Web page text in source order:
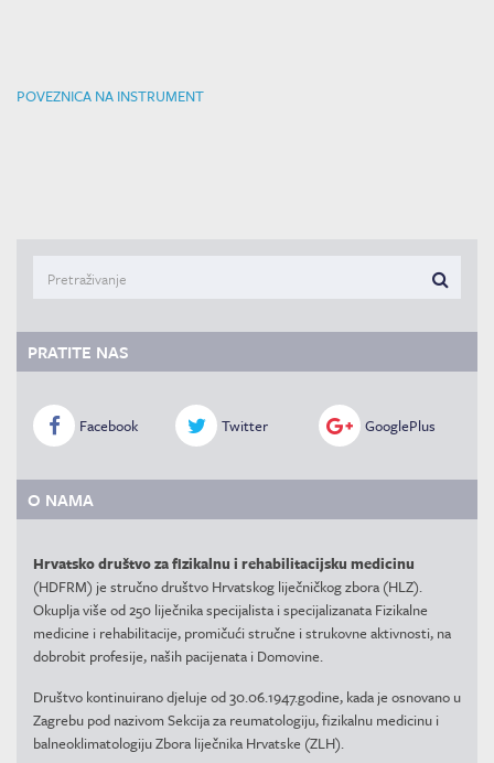
POVEZNICA NA INSTRUMENT
PRATITE NAS
Facebook Twitter GooglePlus
O NAMA
Hrvatsko društvo za fizikalnu i rehabilitacijsku medicinu
(HDFRM) je stručno društvo Hrvatskog liječničkog zbora (HLZ).
Okuplja više od 250 liječnika specijalista i specijalizanata Fizikalne
medicine i rehabilitacije, promičući stručne i strukovne aktivnosti, na
dobrobit profesije, naših pacijenata i Domovine.
Društvo kontinuirano djeluje od 30.06.1947.godine, kada je osnovano u
Zagrebu pod nazivom Sekcija za reumatologiju, fizikalnu medicinu i
balneoklimatologiju Zbora liječnika Hrvatske (ZLH).